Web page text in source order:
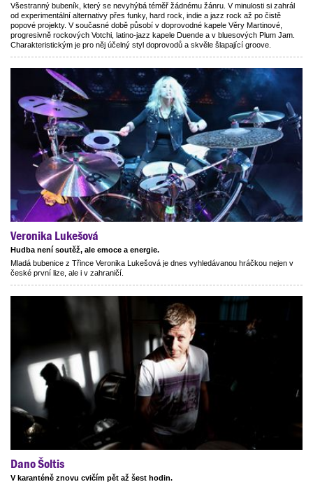
Všestranný bubeník, který se nevyhýbá téměř žádnému žánru. V minulosti si zahrál
od experimentální alternativy přes funky, hard rock, indie a jazz rock až po čistě
popové projekty. V současné době působí v doprovodné kapele Věry Martinové,
progresivně rockových Votchi, latino-jazz kapele Duende a v bluesových Plum Jam.
Charakteristickým je pro něj účelný styl doprovodů a skvěle šlapající groove.
Veronika Lukešová
Hudba není soutěž, ale emoce a energie.
Mladá bubenice z Třince Veronika Lukešová je dnes vyhledávanou hráčkou nejen v
české první lize, ale i v zahraničí.
Dano Šoltis
V karanténě znovu cvičím pět až šest hodin.